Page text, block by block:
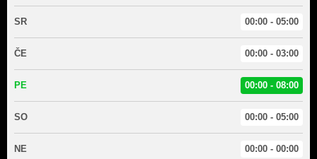
SR 00:00 - 05:00
ČE 00:00 - 03:00
PE 00:00 - 08:00
SO 00:00 - 05:00
NE 00:00 - 00:00